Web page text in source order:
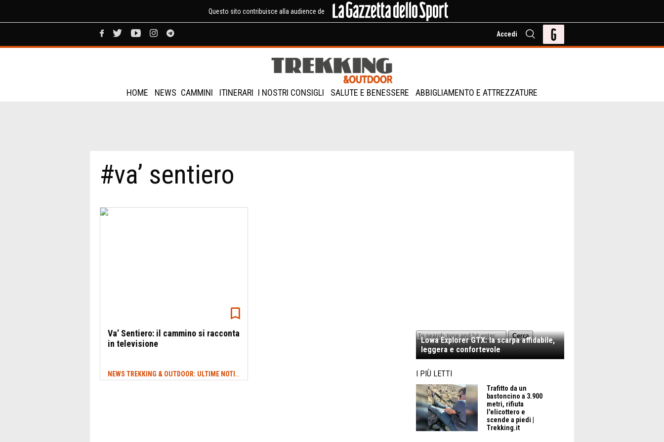
Questo sito contribuisce alla audience de
Accedi
HOME NEWS CAMMINI ITINERARI I NOSTRI CONSIGLI SALUTE E BENESSERE ABBIGLIAMENTO E ATTREZZATURE
#va’ sentiero
Va’ Sentiero: il cammino si racconta
in televisione
NEWS TREKKING & OUTDOOR: ULTIME NOTIZIE
Cerca
Lowa Explorer GTX: la scarpa affidabile,
leggera e confortevole
I PIÙ LETTI
Trafitto da un
bastoncino a 3.900
metri, rifiuta
l'elicottero e
scende a piedi |
Trekking.it